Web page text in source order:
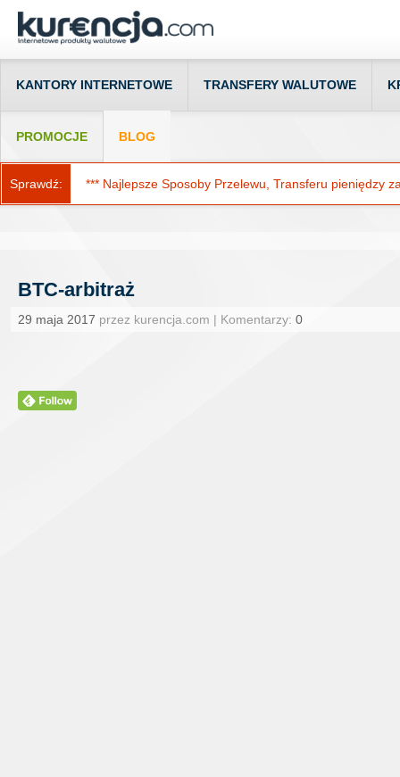
KANTORY INTERNETOWE TRANSFERY WALUTOWE
PROMOCJE BLOG
Sprawdź: *** Najlepsze Sposoby Przelewu, Transferu pieniędzy
BTC-arbitraż
29 maja 2017 przez kurencja.com | Komentarzy: 0